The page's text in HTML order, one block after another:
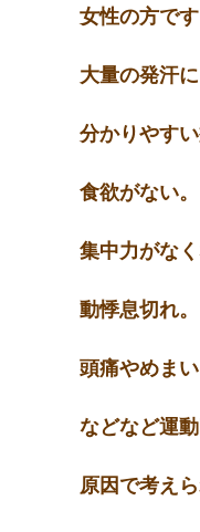
女性の方で
大量の発汗
分かりやす
食欲がない
集中力がな
動悸息切れ。
頭痛やめまい
などなど運
原因で考え